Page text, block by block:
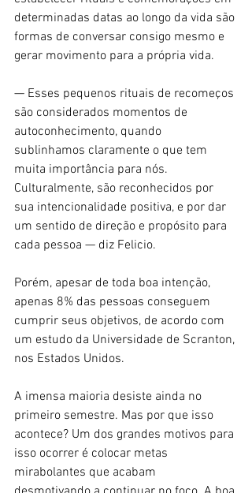
determinadas datas ao longo da vida são
formas de conversar consigo mesmo e
gerar movimento para a própria vida.
— Esses pequenos rituais de recomeços
são considerados momentos de
autoconhecimento, quando
sublinhamos claramente o que tem
muita importância para nós.
Culturalmente, são reconhecidos por
sua intencionalidade positiva, e por dar
um sentido de direção e propósito para
cada pessoa — diz Felicio.
Porém, apesar de toda boa intenção,
apenas 8% das pessoas conseguem
cumprir seus objetivos, de acordo com
um estudo da Universidade de Scranton,
nos Estados Unidos.
A imensa maioria desiste ainda no
primeiro semestre. Mas por que isso
acontece? Um dos grandes motivos para
isso ocorrer é colocar metas
mirabolantes que acabam